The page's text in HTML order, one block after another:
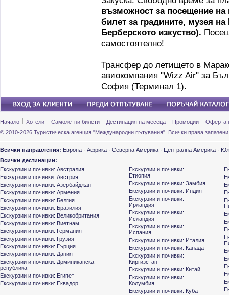
възможност за посещение
билет за градините, музея
Берберското изкуство).
самостоятелно!
Трансфер до летището в
авиокомпания "Wizz Air" за
София (Терминал 1).
Начало Хотели Самолетни билети Дестинация на месеца Промоции
Оферта
© 2010-2026 Туристическа агенция "Международни пътувания". Всички права
Всички направления: Европа · Африка · Северна Америка · Централна Америка ·
Всички дестинации:
Екскурзии и почивки: Австралия
Екскурзии и почивки: Австрия
Екскурзии и почивки: Азербайджан
Екскурзии и почивки: Армения
Екскурзии и почивки: Белгия
Екскурзии и почивки: Бразилия
Екскурзии и почивки: Великобритания
Екскурзии и почивки: Виетнам
Екскурзии и почивки: Германия
Екскурзии и почивки: Грузия
Екскурзии и почивки: Гърция
Екскурзии и почивки: Дания
Екскурзии и почивки: Доминиканска
република
Екскурзии и почивки: Египет
Екскурзии и почивки: Еквадор
Екскурзии и почивки:
Етиопия
Екскурзии и почивки: Замбия
Екскурзии и почивки: Индия
Екскурзии и почивки:
Ирландия
Екскурзии и почивки:
Исландия
Екскурзии и почивки:
Испания
Екскурзии и почивки: Италия
Екскурзии и почивки: Канада
Екскурзии и почивки:
Киргизстан
Екскурзии и почивки: Китай
Екскурзии и почивки:
Колумбия
Екскурзии и почивки: Куба